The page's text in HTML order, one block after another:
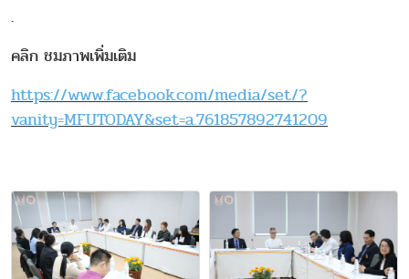
.
คลิก ชมภาพเพิ่มเติม
https://www.facebook.com/media/set/?
vanity=MFUTODAY&set=a.761857892741209